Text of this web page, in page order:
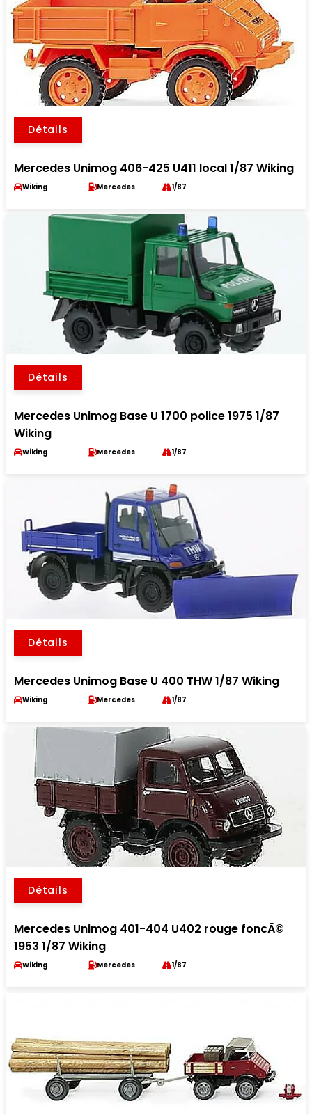
Détails
Mercedes Unimog 406-425 U411 local 1/87 Wiking
Wiking Mercedes 1/87
Détails
Mercedes Unimog Base U 1700 police 1975 1/87
Wiking
Wiking Mercedes 1/87
Détails
Mercedes Unimog Base U 400 THW 1/87 Wiking
Wiking Mercedes 1/87
Détails
Mercedes Unimog 401-404 U402 rouge foncÃ©
1953 1/87 Wiking
Wiking Mercedes 1/87